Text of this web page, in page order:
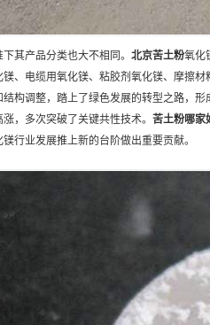
其产品分类也大不相同。 北京苦土粉氧化
、电缆用氧化镁、粘胶剂氧化镁、摩擦
构调整，踏上了绿色发展的转型之路，
，多次突破了关键共性技术。 苦土粉哪家
行业发展推上新的台阶做出重要贡献。